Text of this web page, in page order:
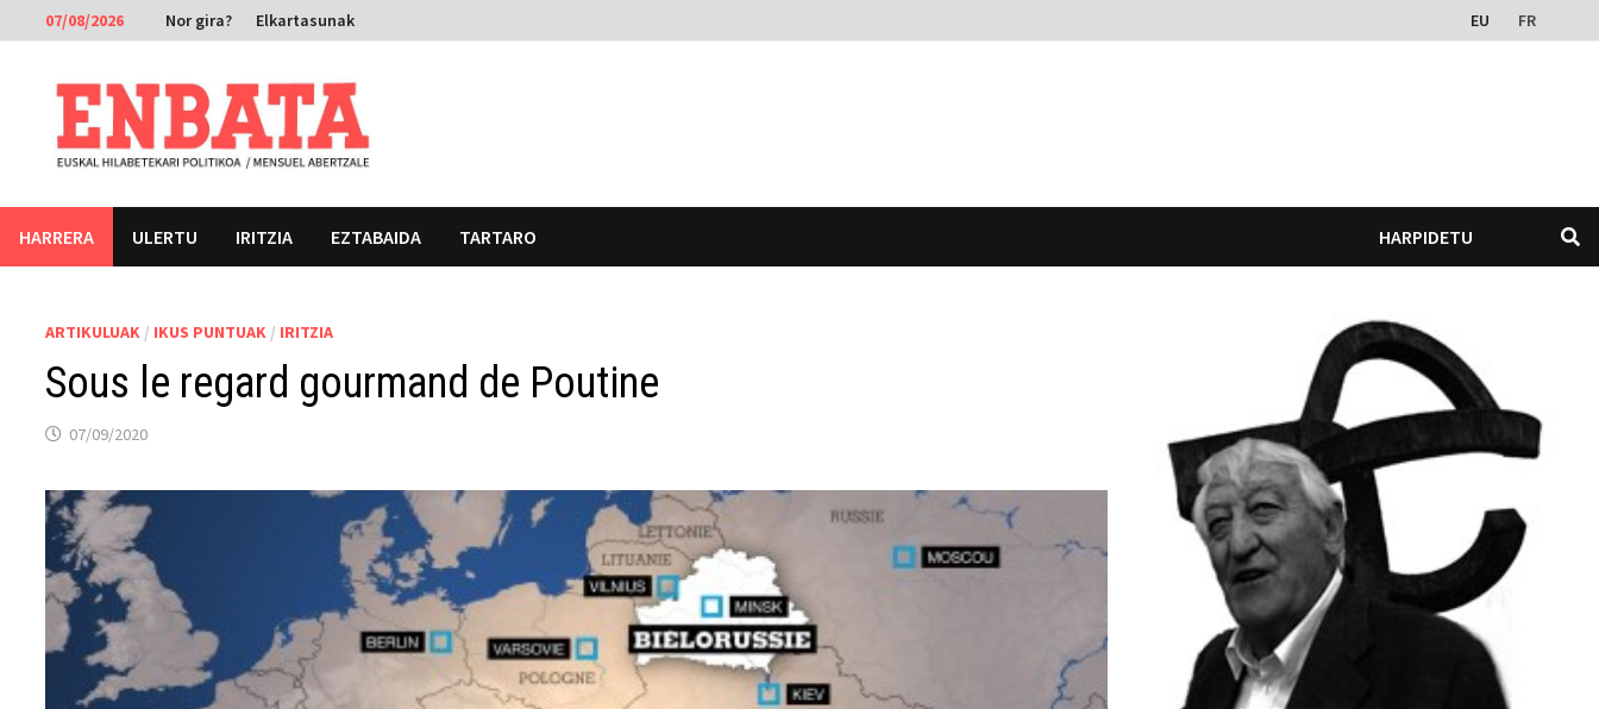
to
content
07/08/2026 Nor gira? Elkartasunak EU FR
HARRERA ULERTU IRITZIA EZTABAIDA TARTARO HARPIDETU
ARTIKULUAK / IKUS PUNTUAK / IRITZIA
Sous le regard gourmand de Poutine
07/09/2020